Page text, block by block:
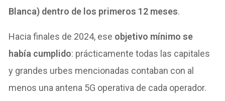
Blanca) dentro de los primeros 12 meses.
Hacia finales de 2024, ese objetivo mínimo se
había cumplido: prácticamente todas las capitales
y grandes urbes mencionadas contaban con al
menos una antena 5G operativa de cada operador.